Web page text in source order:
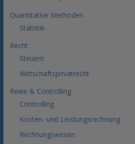
Quantitative Methoden
Statistik
Recht
Steuern
Wirtschaftsprivatrecht
Rewe & Controlling
Controlling
Kosten- und Leistungsrechnung
Rechnungswesen